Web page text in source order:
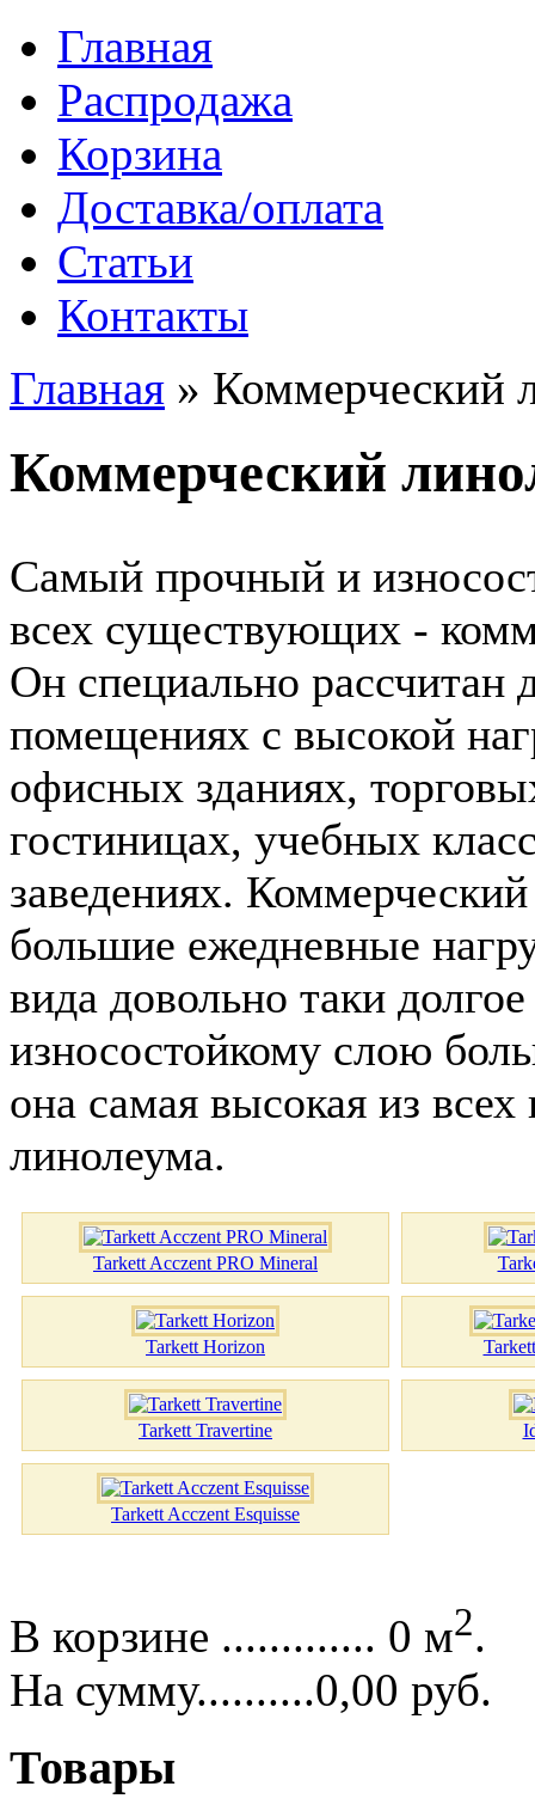
Главная
Распродажа
Корзина
Доставка/оплата
Статьи
Контакты
Главная » Коммерческий
Коммерческий
Самый прочный и
всех существующих -
Он специально рассчитан
помещениях с высокой
офисных зданиях,
гостиницах, учебных
заведениях.
большие ежедневные
вида довольно таки
износостойкому слою
она самая высокая из всех
линолеума.
Tarkett Acczent PRO Mineral
Tarkett Horizon
Tarkett Travertine
Tarkett Acczent Esquisse
В корзине ............. 0 м2.
На сумму..........0,00 руб.
Товары